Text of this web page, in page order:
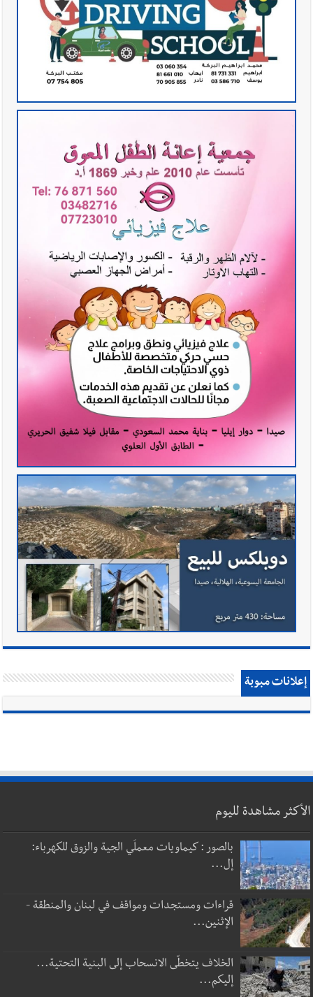
إعلانات مبوبة
الأكثر مشاهدة لليوم
بالصور : كيماويات معملَي الجية والزوق للكهرباء:
إل...
قراءات ومستجدات ومواقف في لبنان والمنطقة -
الإثنين...
الخلاف يتخطّى الانسحاب إلى البنية التحتية...
إليكم...